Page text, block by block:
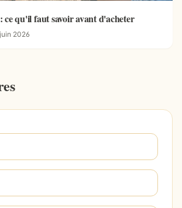
ce qu'il faut savoir avant d'acheter
2026